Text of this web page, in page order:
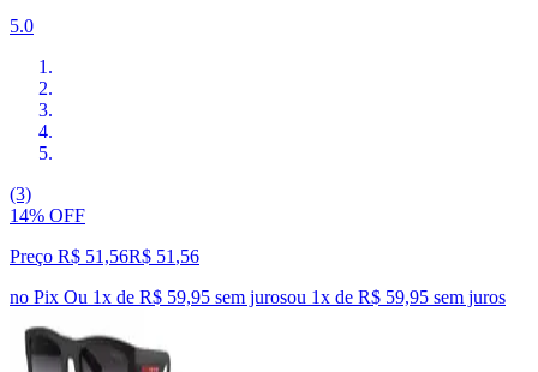
5.0
(3)
14% OFF
Preço R$ 51,56R$ 51 ,56
no Pix Ou 1x de R$ 59,95 sem jurosou 1x de R$ 59,95 sem juros